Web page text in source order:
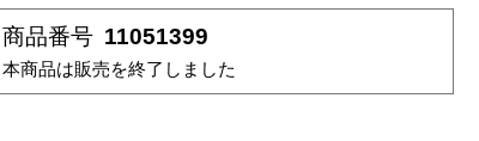
商品番号 11051399
本商品は販売を終了しました